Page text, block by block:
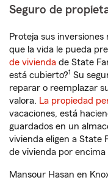
Seguro de
Proteja sus
que la vida le pueda
de vivienda de State
está cubierto?1 Su
reparar o reemplazar
valora. La propiedad
vacaciones, está
guardados en un
vivienda eligen a State
de vivienda por
Mansour Hasan en